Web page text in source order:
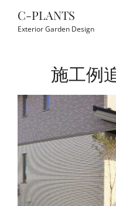
C-PLANTS
Exterior Garden Design
施工例